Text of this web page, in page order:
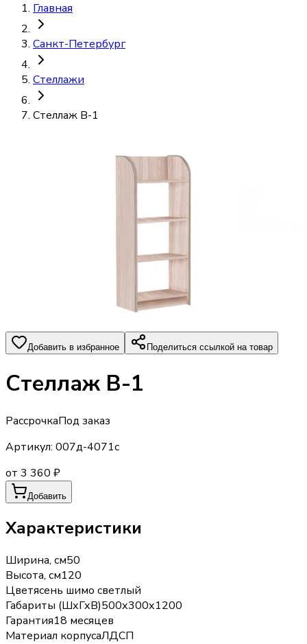
Главная
Санкт-Петербург
Стеллажи
Стеллаж В-1
Добавить в избранное Поделиться ссылкой на товар
Стеллаж В-1
РассрочкаПод заказ
Артикул: 007д-4071с
от 3 360 ₽
Добавить
Характеристики
Ширина, см50
Высота, см120
Цветясень шимо светлый
Габариты (ШхГхВ)500х300х1200
Гарантия18 месяцев
Материал корпусаЛДСП